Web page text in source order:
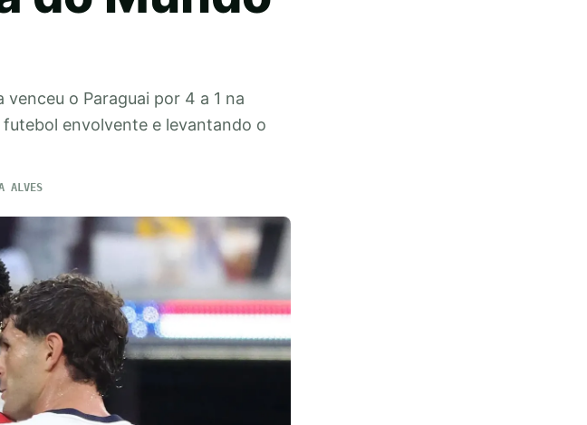
o Paraguai por 4 a 1 na
envolvente e levantando o
ALVES